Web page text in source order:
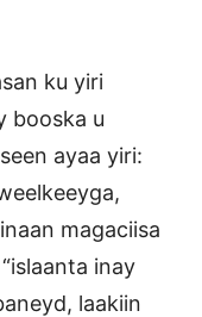
ku yiri
booska u
ayaa yiri:
magaciisa
inay
laakiin